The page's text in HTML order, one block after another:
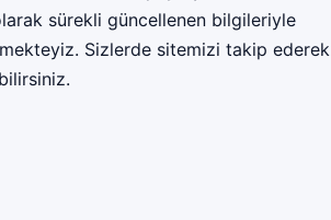
sürekli güncellenen bilgileriyle
Sizlerde sitemizi takip ederek